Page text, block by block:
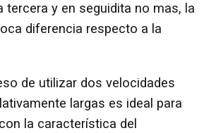
tercera y en seguidita no mas, la
diferencia respecto a la
de utilizar dos velocidades
largas es ideal para
la característica del